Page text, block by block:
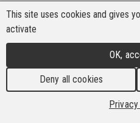
Die Bau- und
bekundet ihre volle
7.500 Beschäftigten der
November 2025 in der
Schweiz, hauptsächlich
Lausanne, auf die
koordinierten Aktionen,
This site uses cookies and gives
activate
OK,
Deny all cookies